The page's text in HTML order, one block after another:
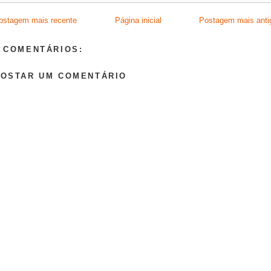
mais recente Postagem mais
Página inicial
COMENTÁRIOS:
UM COMENTÁRIO